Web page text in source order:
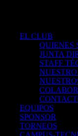
EL CLUB
QUIENES
JUNTA
STAFF
EQUIPOS
SPONSOR
TORNEOS